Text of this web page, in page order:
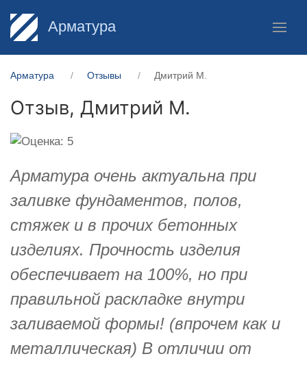
Арматура
Арматура Отзывы Дмитрий М.
Отзыв, Дмитрий М.
Арматура очень актуальна при
заливке фундаментов, полов,
стяжек и в прочих бетонных
изделиях. Прочность изделия
обеспечивает на 100%, но при
правильной раскладке внутри
заливаемой формы! (впрочем как и
металлическая) В отличии от